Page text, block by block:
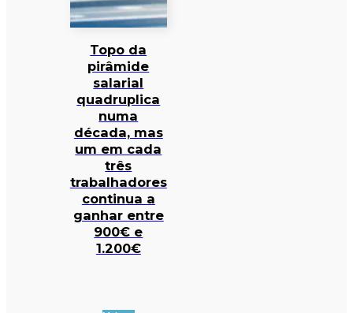
Topo da
pirâmide
salarial
quadruplica
numa
década, mas
um em cada
três
trabalhadores
continua a
ganhar entre
900€ e
1.200€